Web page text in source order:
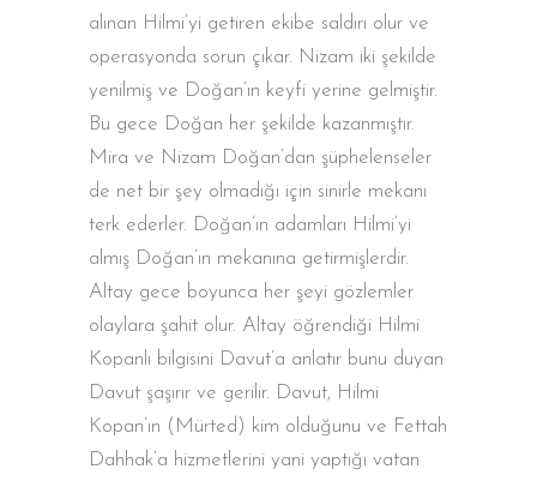
alınan Hilmi’yi getiren ekibe saldırı olur ve
operasyonda sorun çıkar. Nizam iki şekilde
yenilmiş ve Doğan’ın keyfi yerine gelmiştir.
Bu gece Doğan her şekilde kazanmıştır.
Mira ve Nizam Doğan’dan şüphelenseler
de net bir şey olmadığı için sinirle mekanı
terk ederler. Doğan’ın adamları Hilmi’yi
almış Doğan’ın mekanına getirmişlerdir.
Altay gece boyunca her şeyi gözlemler
olaylara şahit olur. Altay öğrendiği Hilmi
Kopanlı bilgisini Davut’a anlatır bunu duyan
Davut şaşırır ve gerilir. Davut, Hilmi
Kopan’ın (Mürted) kim olduğunu ve Fettah
Dahhak’a hizmetlerini yani yaptığı vatan